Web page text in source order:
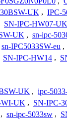
UK , IPC-
SN-IPC-HW07-UK
UK , sn-ipc-
sn-IPC5033SW-eu ,
SN-IPC-HW14 ,
UK , ipc-
WI-UK , SN-IPC-
, sn-ipc-5033sw ,